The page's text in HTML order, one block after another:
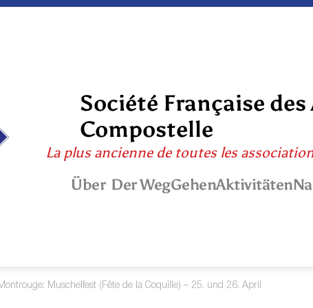
Société Française
Compostelle
La plus ancienne de toutes les
Über Der WegGehenAktivitäten
Muschelfest (Fête de la Coquille) – 25. und 26. April